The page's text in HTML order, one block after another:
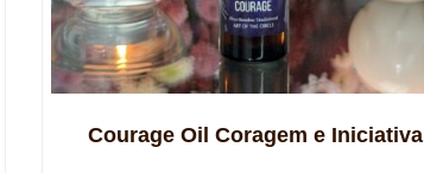
Courage Oil Coragem e Iniciativa